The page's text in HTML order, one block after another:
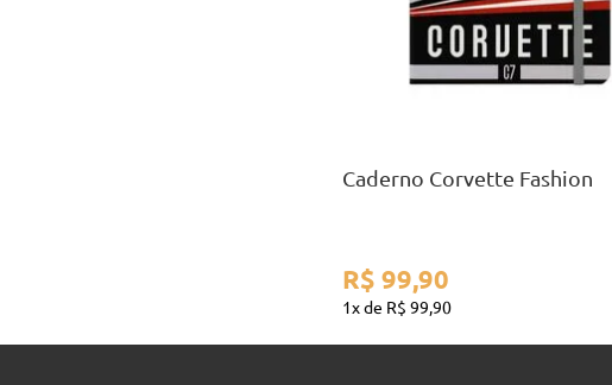
COMPRAR
Caderno Corvette Fashion
R$ 99,90
1 R$ 99,90